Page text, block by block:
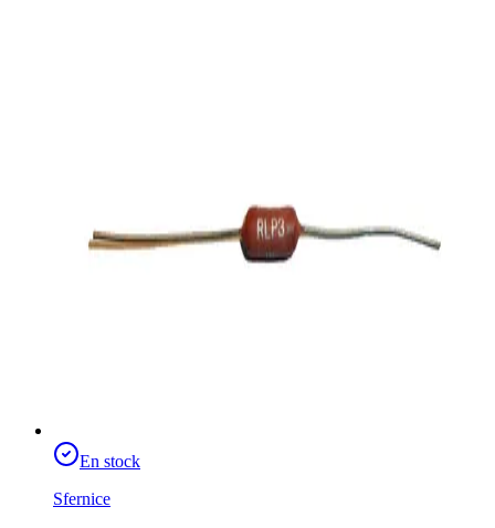
En stock
Sfernice